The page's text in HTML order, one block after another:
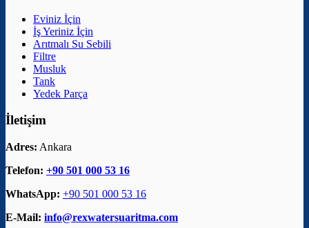
Eviniz İçin
İş Yeriniz İçin
Arıtmalı Su Sebili
Filtre
Musluk
Tank
Yedek Parça
İletişim
Adres: Ankara
Telefon: +90 501 000 53 16
WhatsApp: +90 501 000 53 16
E-Mail: info@rexwatersuaritma.com